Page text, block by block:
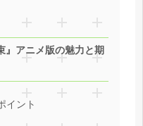
』アニメ版の魅力と期
イント